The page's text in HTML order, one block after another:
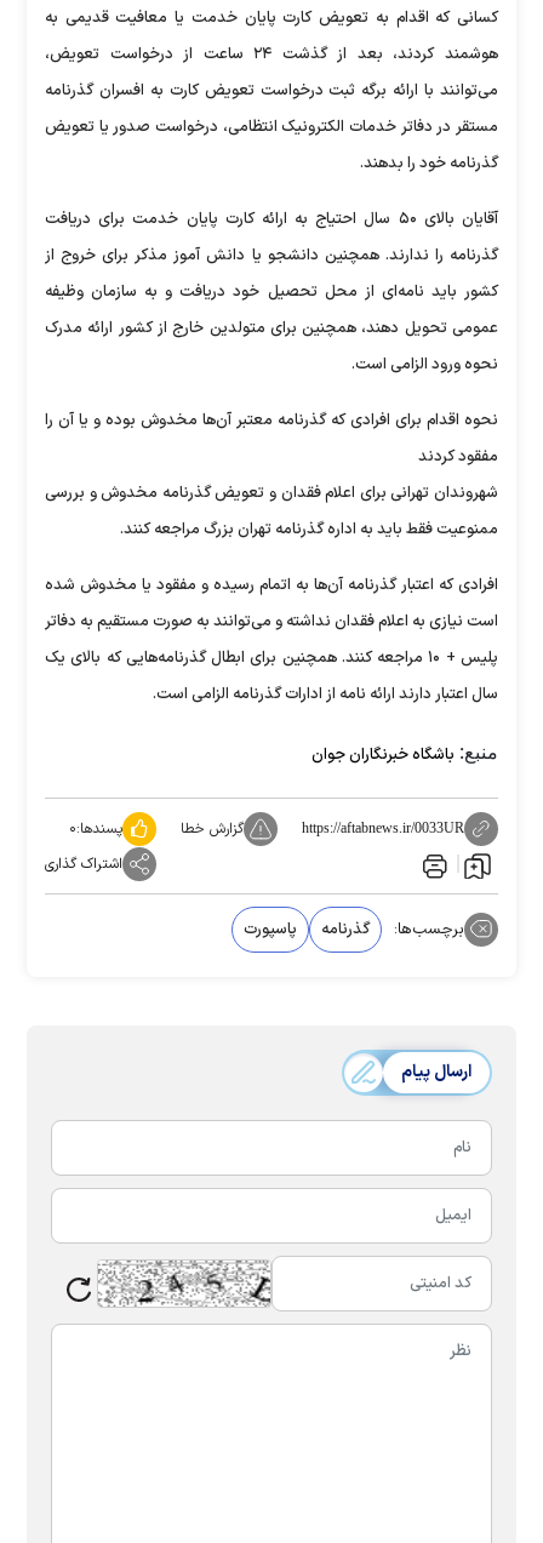
کسانی که اقدام به تعویض کارت پایان خدمت یا معافیت قدیمی به
هوشمند کردند، بعد از گذشت ۲۴ ساعت از درخواست تعویض،
می‌توانند با ارائه برگه ثبت درخواست تعویض کارت به افسران گذرنامه
مستقر در دفاتر خدمات الکترونیک انتظامی، درخواست صدور یا تعویض
گذرنامه خود را بدهند.
آقایان بالای ۵۰ سال احتیاج به ارائه کارت پایان خدمت برای دریافت
گذرنامه را ندارند. همچنین دانشجو یا دانش آموز مذکر برای خروج از
کشور باید نامه‌ای از محل تحصیل خود دریافت و به سازمان وظیفه
عمومی تحویل دهند، همچنین برای متولدین خارج از کشور ارائه مدرک
نحوه ورود الزامی است.
نحوه اقدام برای افرادی که گذرنامه معتبر آن‌ها مخدوش بوده و یا آن را
مفقود کردند
شهروندان تهرانی برای اعلام فقدان و تعویض گذرنامه مخدوش و بررسی
ممنوعیت فقط باید به اداره گذرنامه تهران بزرگ مراجعه کنند.
افرادی که اعتبار گذرنامه آن‌ها به اتمام رسیده و مفقود یا مخدوش شده
است نیازی به اعلام فقدان نداشته و می‌توانند به صورت مستقیم به دفاتر
پلیس + ۱۰ مراجعه کنند. همچنین برای ابطال گذرنامه‌هایی که بالای یک
سال اعتبار دارند ارائه نامه از ادارات گذرنامه الزامی است.
منبع: باشگاه خبرنگاران جوان
https://aftabnews.ir/0033UR گزارش خطا پسندها:۰
اشتراک گذاری
برچسب‌ها: گذرنامه پاسپورت
ارسال پیام